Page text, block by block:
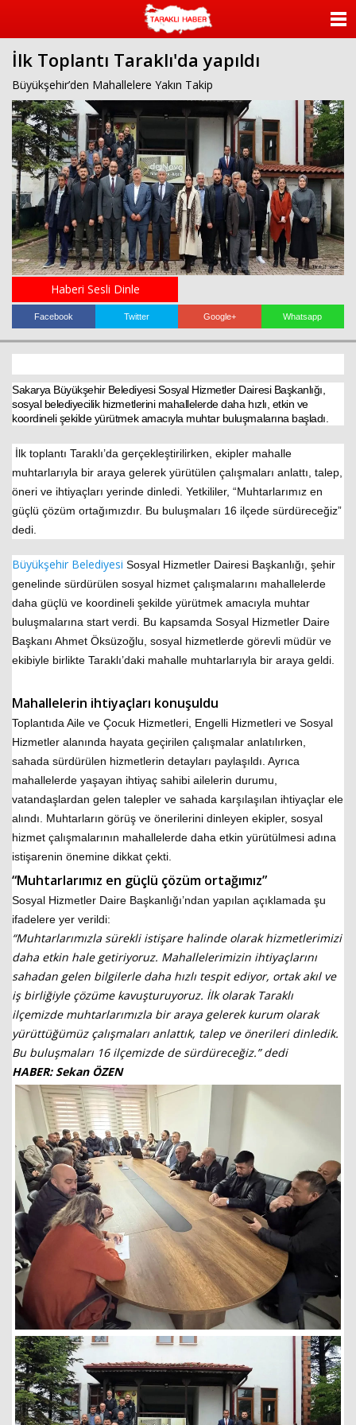
İlk Toplantı Taraklı'da yapıldı
Büyükşehir’den Mahallelere Yakın Takip
Haberi Sesli Dinle
Facebook Twitter Google+ Whatsapp
Sakarya Büyükşehir Belediyesi Sosyal Hizmetler Dairesi Başkanlığı,
sosyal belediyecilik hizmetlerini mahallelerde daha hızlı, etkin ve
koordineli şekilde yürütmek amacıyla muhtar buluşmalarına başladı.
İlk toplantı Taraklı’da gerçekleştirilirken, ekipler mahalle
muhtarlarıyla bir araya gelerek yürütülen çalışmaları anlattı, talep,
öneri ve ihtiyaçları yerinde dinledi. Yetkililer, “Muhtarlarımız en
güçlü çözüm ortağımızdır. Bu buluşmaları 16 ilçede sürdüreceğiz”
dedi.
Büyükşehir Belediyesi Sosyal Hizmetler Dairesi Başkanlığı, şehir
genelinde sürdürülen sosyal hizmet çalışmalarını mahallelerde
daha güçlü ve koordineli şekilde yürütmek amacıyla muhtar
buluşmalarına start verdi. Bu kapsamda Sosyal Hizmetler Daire
Başkanı Ahmet Öksüzoğlu, sosyal hizmetlerde görevli müdür ve
ekibiyle birlikte Taraklı’daki mahalle muhtarlarıyla bir araya geldi.
Mahallelerin ihtiyaçları konuşuldu
Toplantıda Aile ve Çocuk Hizmetleri, Engelli Hizmetleri ve Sosyal
Hizmetler alanında hayata geçirilen çalışmalar anlatılırken,
sahada sürdürülen hizmetlerin detayları paylaşıldı. Ayrıca
mahallelerde yaşayan ihtiyaç sahibi ailelerin durumu,
vatandaşlardan gelen talepler ve sahada karşılaşılan ihtiyaçlar ele
alındı. Muhtarların görüş ve önerilerini dinleyen ekipler, sosyal
hizmet çalışmalarının mahallelerde daha etkin yürütülmesi adına
istişarenin önemine dikkat çekti.
“Muhtarlarımız en güçlü çözüm ortağımız”
Sosyal Hizmetler Daire Başkanlığı’ndan yapılan açıklamada şu
ifadelere yer verildi:
“Muhtarlarımızla sürekli istişare halinde olarak hizmetlerimizi
daha etkin hale getiriyoruz. Mahallelerimizin ihtiyaçlarını
sahadan gelen bilgilerle daha hızlı tespit ediyor, ortak akıl ve
iş birliğiyle çözüme kavuşturuyoruz. İlk olarak Taraklı
ilçemizde muhtarlarımızla bir araya gelerek kurum olarak
yürüttüğümüz çalışmaları anlattık, talep ve önerileri dinledik.
Bu buluşmaları 16 ilçemizde de sürdüreceğiz.” dedi
HABER:Sekan ÖZEN
KATEGORİLER
ANKETLER
FOTO GALERİ
VİDEO GALERİ
KÜNYE
Haberin Doğru Adresi.